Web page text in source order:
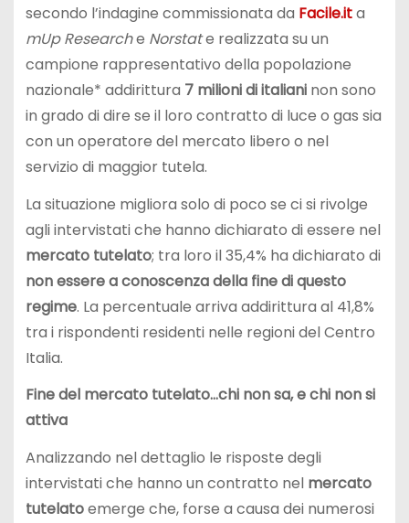
secondo l’indagine commissionata da Facile.ita
mUp Researche Norstate realizzata su un
campione rappresentativo della popolazione
nazionale* addirittura 7 milioni di italianinon sono
in grado di dire se il loro contratto di luce o gas sia
con un operatore del mercato libero o nel
servizio di maggior tutela.
La situazione migliora solo di poco se ci si rivolge
agli intervistati che hanno dichiarato di essere nel
mercato tutelato; tra loro il 35,4% ha dichiarato di
non essere a conoscenza della fine di questo
regime. La percentuale arriva addirittura al 41,8%
tra i rispondenti residenti nelle regioni del Centro
Italia.
Fine del mercato tutelato…chi non sa, e chi non si
attiva
Analizzando nel dettaglio le risposte degli
intervistati che hanno un contratto nel mercato
tutelatoemerge che, forse a causa dei numerosi